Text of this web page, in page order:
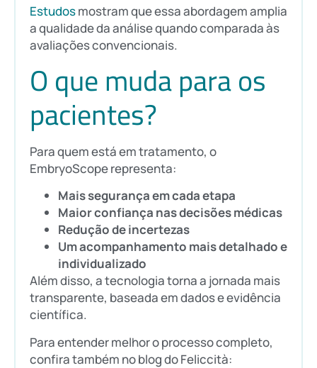
Estudosmostram que essa abordagem amplia
a qualidade da análise quando comparada às
avaliações convencionais.
O que muda para os
pacientes?
Para quem está em tratamento, o
EmbryoScope representa:
Mais segurança em cada etapa
Maior confiança nas decisões médicas
Redução de incertezas
Um acompanhamento mais detalhado e
individualizado
Além disso, a tecnologia torna a jornada mais
transparente, baseada em dados e evidência
científica.
Para entender melhor o processo completo,
confira também no blog do Feliccità: